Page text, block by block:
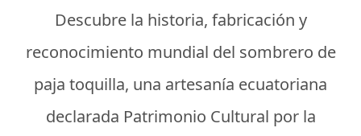
Descubre la historia, fabricación y
reconocimiento mundial del sombrero de
paja toquilla, una artesanía ecuatoriana
declarada Patrimonio Cultural por la